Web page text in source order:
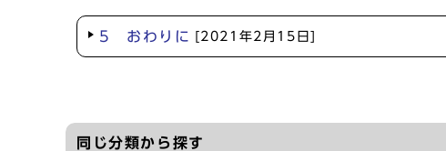
5 おわりに [2021年2月15日]
同じ分類から探す